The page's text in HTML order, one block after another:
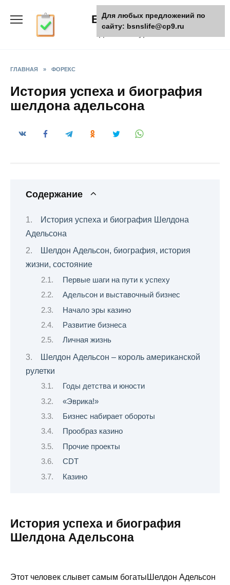
БизнесЖизнь
ГЛАВНАЯ » ФОРЕКС
История успеха и биография
шелдона адельсона
Содержание
История успеха и биография Шелдона
Адельсона
Шелдон Адельсон, биография, история
жизни, состояние
Первые шаги на пути к успеху
Адельсон и выставочный бизнес
Начало эры казино
Развитие бизнеса
Личная жизнь
Шелдон Адельсон – король американской
рулетки
Годы детства и юности
«Эврика!»
Бизнес набирает обороты
Прообраз казино
Прочие проекты
CDT
Казино
История успеха и биография
Шелдона Адельсона
Этот человек слывет самым богатыШелдон Адельсон
Для любых предложений по
сайту: bsnslife@cp9.ru